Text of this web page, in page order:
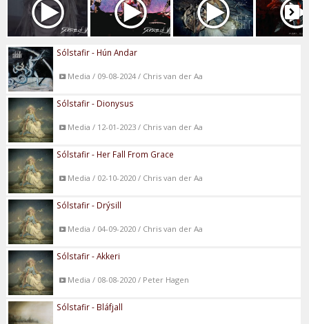
Sólstafir - Hún Andar
Media / 09-08-2024 / Chris van der Aa
Sólstafir - Dionysus
Media / 12-01-2023 / Chris van der Aa
Sólstafir - Her Fall From Grace
Media / 02-10-2020 / Chris van der Aa
Sólstafir - Drýsill
Media / 04-09-2020 / Chris van der Aa
Sólstafir - Akkeri
Media / 08-08-2020 / Peter Hagen
Sólstafir - Bláfjall